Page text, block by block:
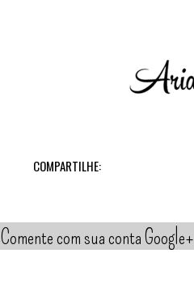
COMPARTILHE:
Comente com sua conta Google+